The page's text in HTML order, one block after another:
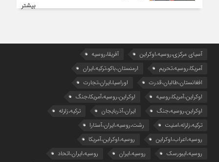
بیشتر
آسیای مرکزی،روسیه،اوکراین
آفریقا،روسیه
آمریکا،روسیه،تحریم
ارمنستان،باکو،ترکیه،ایران
افغانستان،طالبان،قدرت
اوراسیا،ایران،تجارت
اوکراین،آمریکا،روسیه
اوکراین،روسیه،آمریکا،جنگ
اوکراین،روسیه،جنگ
ایران،آذربایجان
ترکیه،زلزله
ترکیه،زلزله،امنیت
رشت،روسیه،ایران،آستارا
روسیه،اعراب،اوکراین
روسیه،اوکراین،آمریکا
روسیه،ایبورسک
روسیه،ایران
روسیه،ایران،اتحاد